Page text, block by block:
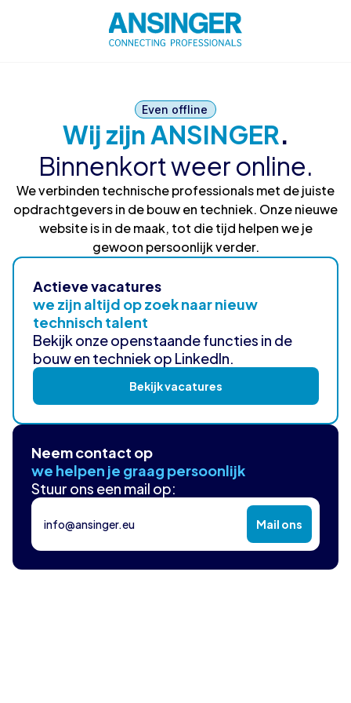
Even offline
Wij zijn ANSINGER.
Binnenkort weer online.
We verbinden technische professionals met de juiste
opdrachtgevers in de bouw en techniek. Onze nieuwe
website is in de maak, tot die tijd helpen we je
gewoon persoonlijk verder.
Actieve vacatures
we zijn altijd op zoek naar nieuw
technisch talent
Bekijk onze openstaande functies in de
bouw en techniek op LinkedIn.
Bekijk vacatures
Neem contact op
we helpen je graag persoonlijk
Stuur ons een mail op:
info@ansinger.eu Mail ons